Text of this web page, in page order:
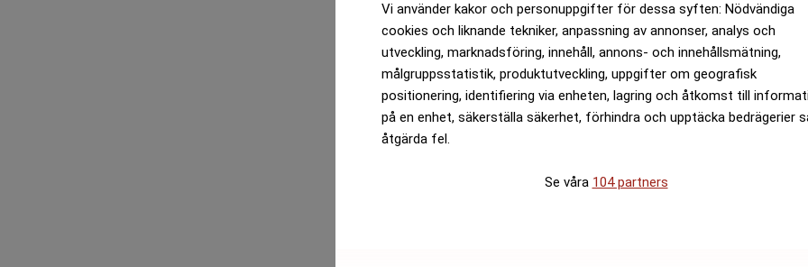
Vi använder kakor och personuppgifter för dessa syften: Nödvändiga
cookies och liknande tekniker, anpassning av annonser, analys och
utveckling, marknadsföring, innehåll, annons- och innehållsmätning,
målgruppsstatistik, produktutveckling, uppgifter om geografisk
positionering, identifiering via enheten, lagring och åtkomst till
på en enhet, säkerställa säkerhet, förhindra och upptäcka bedrägerier
åtgärda fel.
Se våra 104 partners